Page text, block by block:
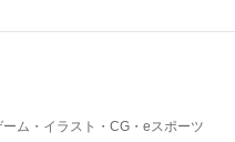
ーム・イラスト・CG・eスポーツ